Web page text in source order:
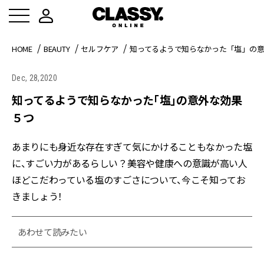
HOME BEAUTY セルフケア 知ってるようで知らなかった「塩」の
Dec, 28,2020
知ってるようで知らなかった「塩」の意外な効果
５つ
あまりにも身近な存在すぎて気にかけることもなかった塩
に、すごい力があるらしい？美容や健康への意識が高い人
ほどこだわっている塩のすごさについて、今こそ知ってお
きましょう！
あわせて読みたい